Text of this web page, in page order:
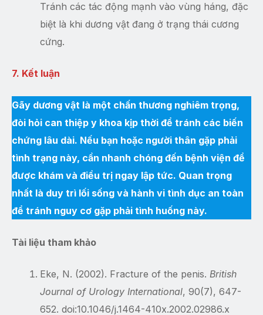
Tránh các tác động mạnh vào vùng háng, đặc
biệt là khi dương vật đang ở trạng thái cương
cứng.
7. Kết luận
Gãy dương vật là một chấn thương nghiêm trọng,
đòi hỏi can thiệp y khoa kịp thời để tránh các biến
chứng lâu dài. Nếu bạn hoặc người thân gặp phải
tình trạng này, cần nhanh chóng đến bệnh viện để
được khám và điều trị ngay lập tức. Quan trọng
nhất là duy trì lối sống và hành vi tình dục an toàn
để tránh nguy cơ gặp phải tình huống này.
Tài liệu tham khảo
Eke, N. (2002). Fracture of the penis. British
Journal of Urology International, 90(7), 647-
652. doi:10.1046/j.1464-410x.2002.02986.x